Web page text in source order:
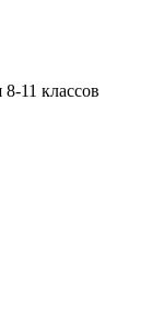
11 классов